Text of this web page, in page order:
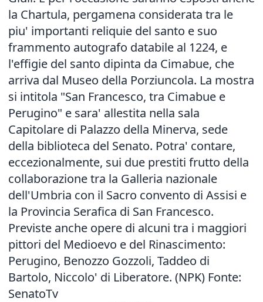
la Chartula, pergamena considerata tra le
piu' importanti reliquie del santo e suo
frammento autografo databile al 1224, e
l'effigie del santo dipinta da Cimabue, che
arriva dal Museo della Porziuncola. La mostra
si intitola "San Francesco, tra Cimabue e
Perugino" e sara' allestita nella sala
Capitolare di Palazzo della Minerva, sede
della biblioteca del Senato. Potra' contare,
eccezionalmente, sui due prestiti frutto della
collaborazione tra la Galleria nazionale
dell'Umbria con il Sacro convento di Assisi e
la Provincia Serafica di San Francesco.
Previste anche opere di alcuni tra i maggiori
pittori del Medioevo e del Rinascimento:
Perugino, Benozzo Gozzoli, Taddeo di
Bartolo, Niccolo' di Liberatore. (NPK) Fonte:
SenatoTv